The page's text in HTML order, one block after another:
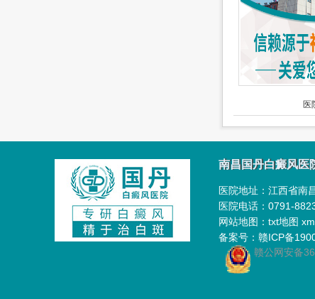
医
南昌国丹白癜风医
医院地址： 江西省南
医院电话：0791-
网站地图： txt地图
备案号： 赣ICP备
赣公网安备